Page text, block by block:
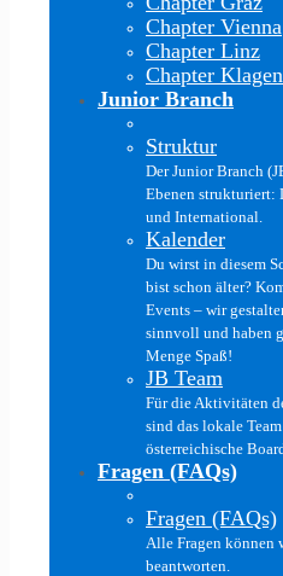
Chapter Vienna
Chapter Linz
Chapter
Junior Branch
Struktur
Der Junior Branch
Ebenen strukturiert:
und International.
Kalender
Du wirst in diesem
bist schon älter?
Events – wir
sinnvoll und haben
Menge Spaß!
JB Team
Für die Aktivitäten
sind das lokale
österreichische
Fragen (FAQs)
Fragen (FAQs)
Alle Fragen können
beantworten.